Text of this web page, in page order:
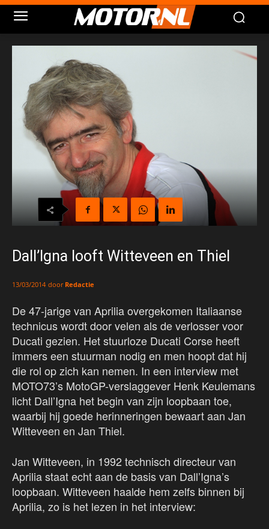
Dall’Igna looft Witteveen en Thiel
13/03/2014 door Redactie
De 47-jarige van Aprilia overgekomen Italiaanse
technicus wordt door velen als de verlosser voor
Ducati gezien. Het stuurloze Ducati Corse heeft
immers een stuurman nodig en men hoopt dat hij
die rol op zich kan nemen. In een interview met
MOTO73’s MotoGP-verslaggever Henk Keulemans
licht Dall’Igna het begin van zijn loopbaan toe,
waarbij hij goede herinneringen bewaart aan Jan
Witteveen en Jan Thiel.
Jan Witteveen, in 1992 technisch directeur van
Aprilia staat echt aan de basis van Dall’Igna’s
loopbaan. Witteveen haalde hem zelfs binnen bij
Aprilia, zo is het lezen in het interview: